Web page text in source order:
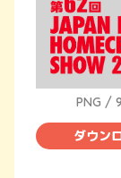
PNG /
ダウン